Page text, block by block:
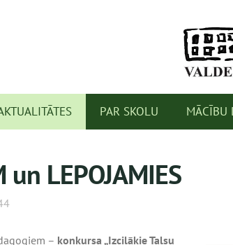
PAR SKOLU MĀCĪBU
un LEPOJAMIES
– konkursa „Izcilākie Talsu